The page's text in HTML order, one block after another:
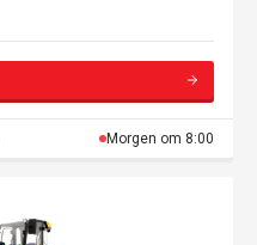
Morgen om 8:00